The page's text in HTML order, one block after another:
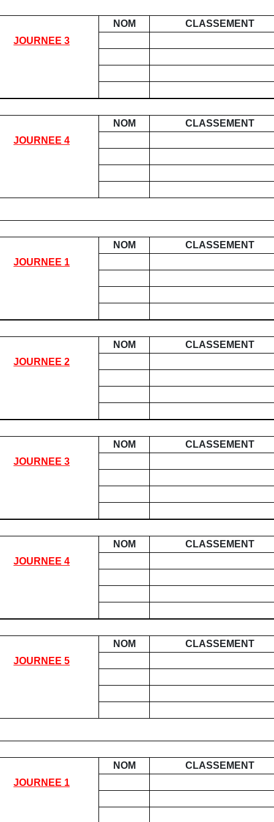
JOURNEE 3
NOM CLASSEMENT
JOURNEE 4
NOM CLASSEMENT
JOURNEE 1
NOM CLASSEMENT
JOURNEE 2
NOM CLASSEMENT
JOURNEE 3
NOM CLASSEMENT
JOURNEE 4
NOM CLASSEMENT
JOURNEE 5
NOM CLASSEMENT
JOURNEE 1
NOM CLASSEMENT